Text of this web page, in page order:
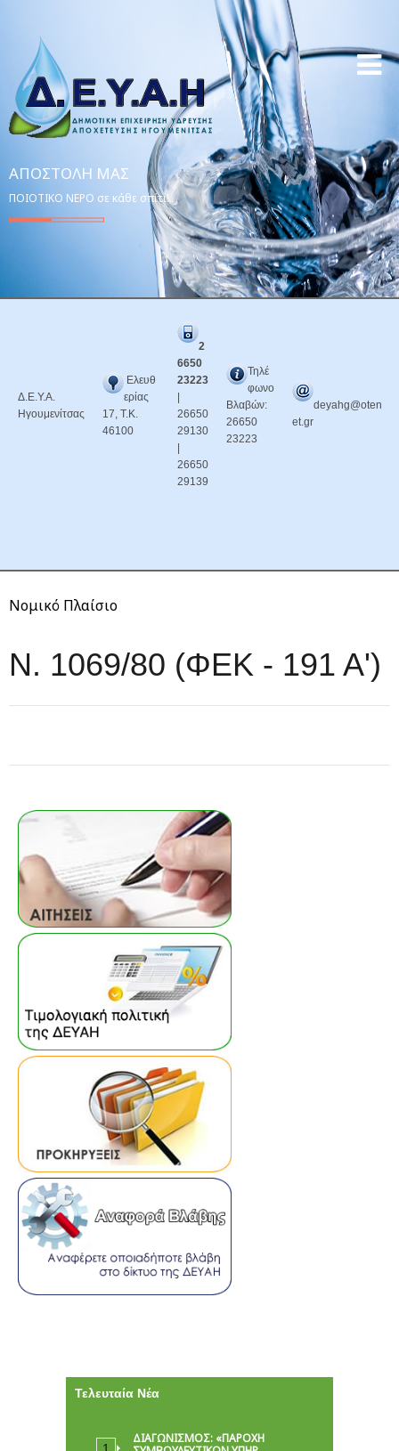
ΑΠΟΣΤΟΛΉ ΜΑΣ
ΠΟΙΟΤΙΚΟ ΝΕΡΟ σε κάθε σπίτι!
Δ.Ε.Υ.Α.
Ηγουμενίτσας
Ελευθ
ερίας
17, Τ.Κ.
46100
2
6650
23223
26650
29130
26650
29139
Τηλέ
φωνο
Βλαβών:
26650
23223
deyahg@oten
et.gr
Νομικό Πλαίσιο
Ν. 1069/80 (ΦΕΚ - 191 Α')
Τελευταία Νέα
ΔΙΑΓΩΝΙΣΜΟΣ: «ΠΑΡΟΧΉ